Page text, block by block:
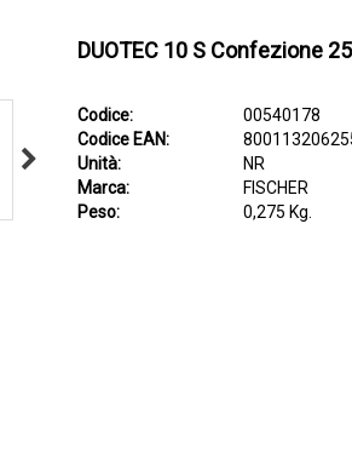
DUOTEC 10 S Confezione
Codice:
00540178
Codice EAN:
Unità:
NR
Marca:
FISCHER
Peso:
0,275 Kg.